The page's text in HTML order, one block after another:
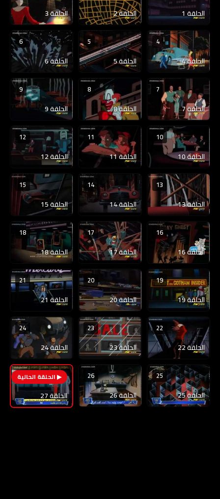
الحلقة 1 الحلقة 2 الحلقة 3
4
الحلقة 4
5
الحلقة 5
6
الحلقة 6
7
الحلقة 7
8
الحلقة 8
9
الحلقة 9
10
الحلقة 10
11
الحلقة 11
12
الحلقة 12
13
الحلقة 13
14
الحلقة 14
15
الحلقة 15
16
الحلقة 16
17
الحلقة 17
18
الحلقة 18
19
الحلقة 19
20
الحلقة 20
21
الحلقة 21
22
الحلقة 22
23
الحلقة 23
24
الحلقة 24
25
الحلقة 25
26
الحلقة 26
27
الحلقة 27